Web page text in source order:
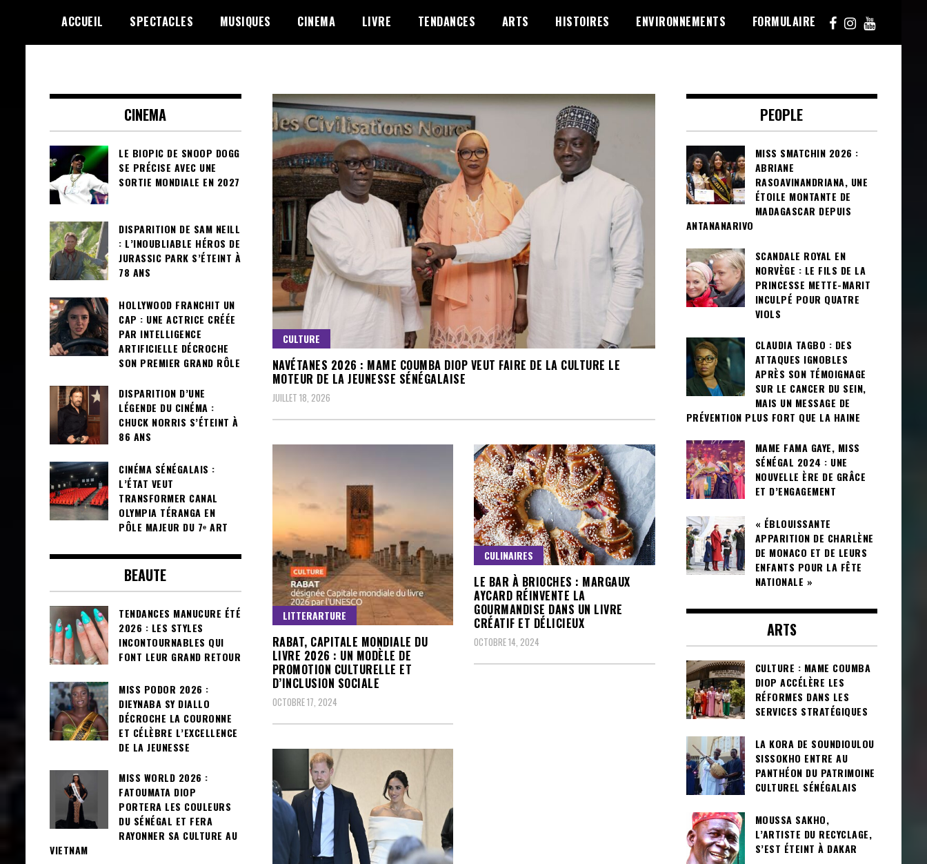
content
ACCUEIL SPECTACLES MUSIQUES CINEMA LIVRE TENDANCES ARTS HISTOIRES ENVIRONNEMENTS FORMULAIRE
sunuculture
CULTURE
NAVÉTANES 2026 : MAME COUMBA DIOP VEUT FAIRE DE LA CULTURE LE
MOTEUR DE LA JEUNESSE SÉNÉGALAISE
JUILLET 18, 2026
LITTERARTURE
RABAT, CAPITALE MONDIALE DU
LIVRE 2026 : UN MODÈLE DE
PROMOTION CULTURELLE ET
D’INCLUSION SOCIALE
OCTOBRE 17, 2024
CULINAIRES
LE BAR À BRIOCHES : MARGAUX
AYCARD RÉINVENTE LA
GOURMANDISE DANS UN LIVRE
CRÉATIF ET DÉLICIEUX
OCTOBRE 14, 2024
CINEMA
LE BIOPIC DE SNOOP DOGG
SE PRÉCISE AVEC UNE
SORTIE MONDIALE EN 2027
DISPARITION DE SAM NEILL
: L’INOUBLIABLE HÉROS DE
JURASSIC PARK S’ÉTEINT À
78 ANS
HOLLYWOOD FRANCHIT UN
CAP : UNE ACTRICE CRÉÉE
PAR INTELLIGENCE
ARTIFICIELLE DÉCROCHE
SON PREMIER GRAND RÔLE
DISPARITION D’UNE
LÉGENDE DU CINÉMA :
CHUCK NORRIS S’ÉTEINT À
86 ANS
CINÉMA SÉNÉGALAIS :
L’ÉTAT VEUT
TRANSFORMER CANAL
OLYMPIA TÉRANGA EN
PÔLE MAJEUR DU 7ᵉ ART
BEAUTE
TENDANCES MANUCURE ÉTÉ
2026 : LES STYLES
INCONTOURNABLES QUI
FONT LEUR GRAND RETOUR
MISS PODOR 2026 :
DIEYNABA SY DIALLO
DÉCROCHE LA COURONNE
ET CÉLÈBRE L’EXCELLENCE
DE LA JEUNESSE
MISS WORLD 2026 :
FATOUMATA DIOP
PORTERA LES COULEURS
DU SÉNÉGAL ET FERA
RAYONNER SA CULTURE AU
VIETNAM
PEOPLE
MISS SMATCHIN 2026 :
ABRIANE
RASOAVINANDRIANA, UNE
ÉTOILE MONTANTE DE
MADAGASCAR DEPUIS
ANTANANARIVO
SCANDALE ROYAL EN
NORVÈGE : LE FILS DE LA
PRINCESSE METTE-MARIT
INCULPÉ POUR QUATRE
VIOLS
CLAUDIA TAGBO : DES
ATTAQUES IGNOBLES
APRÈS SON TÉMOIGNAGE
SUR LE CANCER DU SEIN,
MAIS UN MESSAGE DE
PRÉVENTION PLUS FORT QUE LA HAINE
MAME FAMA GAYE, MISS
SÉNÉGAL 2024 : UNE
NOUVELLE ÈRE DE GRÂCE
ET D’ENGAGEMENT
« ÉBLOUISSANTE
APPARITION DE CHARLÈNE
DE MONACO ET DE LEURS
ENFANTS POUR LA FÊTE
NATIONALE »
ARTS
CULTURE : MAME COUMBA
DIOP ACCÉLÈRE LES
RÉFORMES DANS LES
SERVICES STRATÉGIQUES
LA KORA DE SOUNDIOULOU
SISSOKHO ENTRE AU
PANTHÉON DU PATRIMOINE
CULTUREL SÉNÉGALAIS
MOUSSA SAKHO,
L’ARTISTE DU RECYCLAGE,
S’EST ÉTEINT À DAKAR